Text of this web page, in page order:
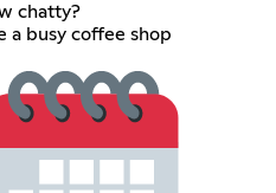
chatty?
a busy coffee shop